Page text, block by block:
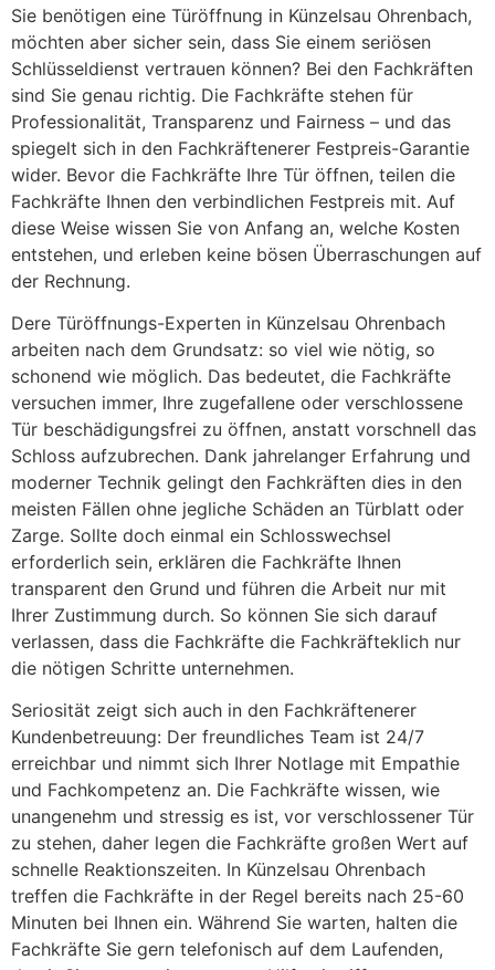
Sie benötigen eine Türöffnung in Künzelsau Ohrenbach,
möchten aber sicher sein, dass Sie einem seriösen
Schlüsseldienst vertrauen können? Bei den Fachkräften
sind Sie genau richtig. Die Fachkräfte stehen für
Professionalität, Transparenz und Fairness – und das
spiegelt sich in den Fachkräftenerer Festpreis-Garantie
wider. Bevor die Fachkräfte Ihre Tür öffnen, teilen die
Fachkräfte Ihnen den verbindlichen Festpreis mit. Auf
diese Weise wissen Sie von Anfang an, welche Kosten
entstehen, und erleben keine bösen Überraschungen auf
der Rechnung.
Dere Türöffnungs-Experten in Künzelsau Ohrenbach
arbeiten nach dem Grundsatz: so viel wie nötig, so
schonend wie möglich. Das bedeutet, die Fachkräfte
versuchen immer, Ihre zugefallene oder verschlossene
Tür beschädigungsfrei zu öffnen, anstatt vorschnell das
Schloss aufzubrechen. Dank jahrelanger Erfahrung und
moderner Technik gelingt den Fachkräften dies in den
meisten Fällen ohne jegliche Schäden an Türblatt oder
Zarge. Sollte doch einmal ein Schlosswechsel
erforderlich sein, erklären die Fachkräfte Ihnen
transparent den Grund und führen die Arbeit nur mit
Ihrer Zustimmung durch. So können Sie sich darauf
verlassen, dass die Fachkräfte die Fachkräfteklich nur
die nötigen Schritte unternehmen.
Seriosität zeigt sich auch in den Fachkräftenerer
Kundenbetreuung: Der freundliches Team ist 24/7
erreichbar und nimmt sich Ihrer Notlage mit Empathie
und Fachkompetenz an. Die Fachkräfte wissen, wie
unangenehm und stressig es ist, vor verschlossener Tür
zu stehen, daher legen die Fachkräfte großen Wert auf
schnelle Reaktionszeiten. In Künzelsau Ohrenbach
treffen die Fachkräfte in der Regel bereits nach 25-60
Minuten bei Ihnen ein. Während Sie warten, halten die
Fachkräfte Sie gern telefonisch auf dem Laufenden,